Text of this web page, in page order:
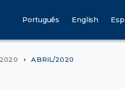
Português English
ABRIL/2020